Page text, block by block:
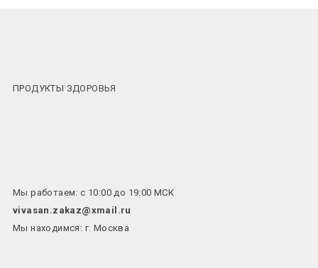
ПРОДУКТЫ ЗДОРОВЬЯ
Мы работаем: с 10:00 до 19:00 МСК
vivasan.zakaz@xmail.ru
Мы находимся: г. Москва